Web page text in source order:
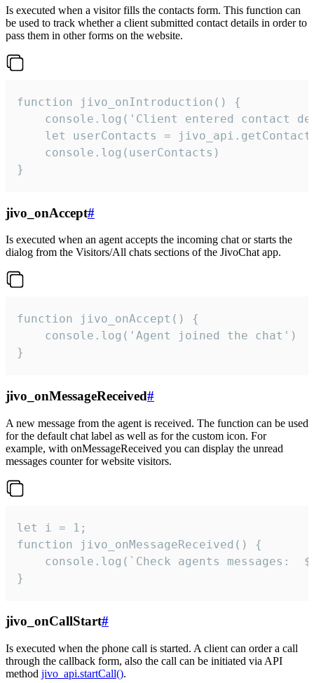
Is executed when a visitor fills the contacts form. This function can
be used to track whether a client submitted contact details in order to
pass them in other forms on the website.
function jivo_onIntroduction() {
console.log('Client entered contact
let userContacts =
    console.log(userContacts)
}
jivo_onAccept#
Is executed when an agent accepts the incoming chat or starts the
dialog from the Visitors/All chats sections of the JivoChat app.
function jivo_onAccept() {
}
jivo_onMessageReceived#
A new message from the agent is received. The function can be used
for the default chat label as well as for the custom icon. For
example, with onMessageReceived you can display the unread
messages counter for website visitors.
let i = 1;
function jivo_onMessageReceived() {
}
jivo_onCallStart#
Is executed when the phone call is started. A client can order a call
through the callback form, also the call can be initiated via API
method jivo_api.startCall().